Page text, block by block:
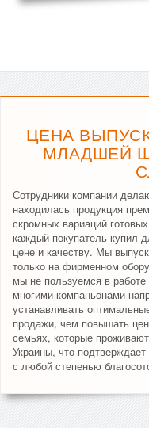
ЦЕНА
МЛАДШЕЙ
Сотрудники компании
находилась продукция
скромных вариаций
каждый покупатель купил
цене и качеству. Мы
только на фирменном
мы не пользуемся в
многими компаньонами
устанавливать
продажи, чем повышать
семьях, которые
Украины, что
с любой степенью